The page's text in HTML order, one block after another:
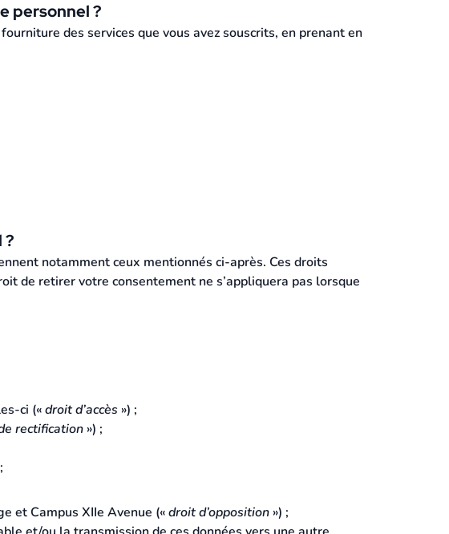
personnel ?
des services que vous avez souscrits, en prenant en
?
notamment ceux mentionnés ci-après. Ces droits
de retirer votre consentement ne s’appliquera pas lorsque
ci («droit d’accès ») ;
rectification ») ;
et Campus XIIe Avenue («droit d’opposition ») ;